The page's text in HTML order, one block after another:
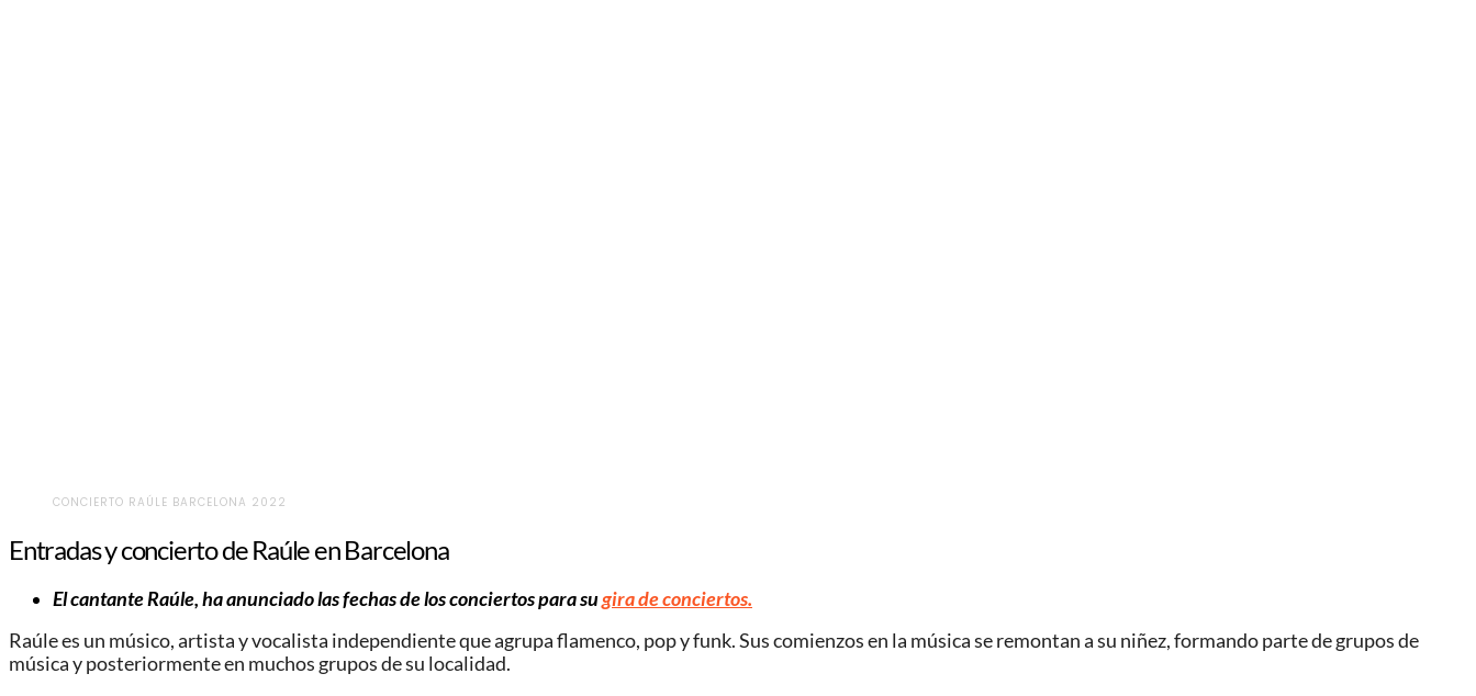
CONCIERTO RAÚLE BARCELONA 2022
Entradas y concierto de Raúle en Barcelona
El cantante Raúle, ha anunciado las fechas de los conciertos para sugira de conciertos.
Raúle es un músico, artista y vocalista independiente que agrupa flamenco, pop y funk. Sus comienzos en la música se remontan a su niñez, formando parte de grupos de
música y posteriormente en muchos grupos de su localidad.